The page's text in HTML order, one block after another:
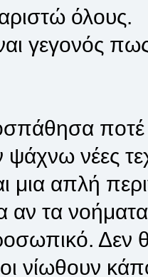
όλους.
γεγονός
ποτέ
ψάχνω νέες
μια απλή
τα
νίωθουν